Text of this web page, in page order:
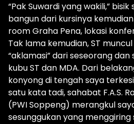
“Pak Suwardi yang wakili,”
bangun dari kursinya
room Graha Pena, lokasi
Tak lama kemudian, ST
“aklamasi” dari seseorang
kubu ST dan MDA. Dari
konyong di tengah saya
satu kata tadi, sahabat F.A.S.
(PWI Soppeng) merangkul
sesunggukan yang menggiring